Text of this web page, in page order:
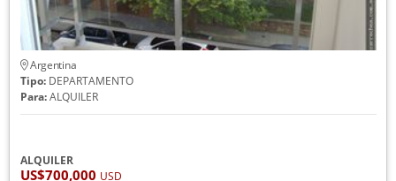
Argentina
Tipo:DEPARTAMENTO
Para:ALQUILER
ALQUILER
US$700,000 USD